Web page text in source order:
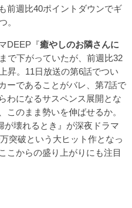
前週比40ポイントダウンでギ
。
DEEP『癒やしのお隣さんに
で下がっていたが、前週比32
昇。11日放送の第6話でつい
ーであることがバレ、第7話で
わになるサスペンス展開とな
このまま勢いを伸ばせるか。
が壊れるとき』が深夜ドラマ
突破という大ヒット作となっ
こからの盛り上がりにも注目